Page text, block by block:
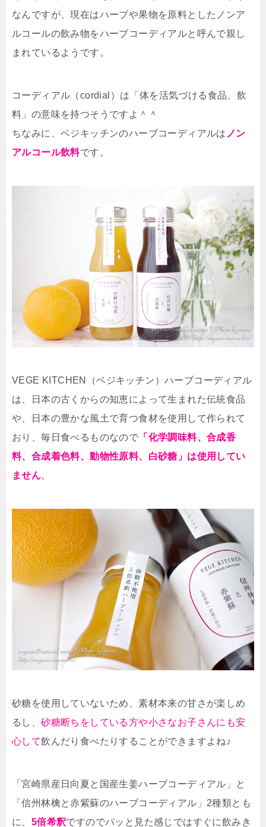
なんですが、現在はハーブや果物を原料としたノンア
ルコールの飲み物をハーブコーディアルと呼んで親し
まれているようです。
コーディアル（cordial）は「体を活気づける食品、飲
料」の意味を持つそうですよ＾＾
ちなみに、ベジキッチンのハーブコーディアルは ノン
アルコール飲料です。
VEGE KITCHEN（ベジキッチン）ハーブコーディアル
は、日本の古くからの知恵によって生まれた伝統食品
や、日本の豊かな風土で育つ食材を使用して作られて
おり、毎日食べるものなので 「化学調味料、合成香
料、合成着色料、動物性原料、白砂糖」は使用してい
ません。
砂糖を使用していないため、素材本来の甘さが楽しめ
るし、砂糖断ちをしている方や小さなお子さんにも安
心して飲んだり食べたりすることができますよね♪
「宮崎県産日向夏と国産生姜ハーブコーディアル」と
「信州林檎と赤紫蘇のハーブコーディアル」2種類とも
に、 5倍希釈ですのでパッと見た感じではすぐに飲みき